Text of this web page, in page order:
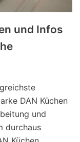
und Infos
DAN Küchen
und
durchaus